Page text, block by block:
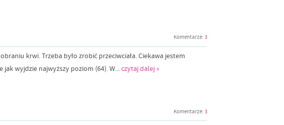
Komentarze: 3
krwi. Trzeba było zrobić przeciwciała. Ciekawa jestem
wyjdzie najwyższy poziom (64). W...czytaj dalej »
Komentarze: 3